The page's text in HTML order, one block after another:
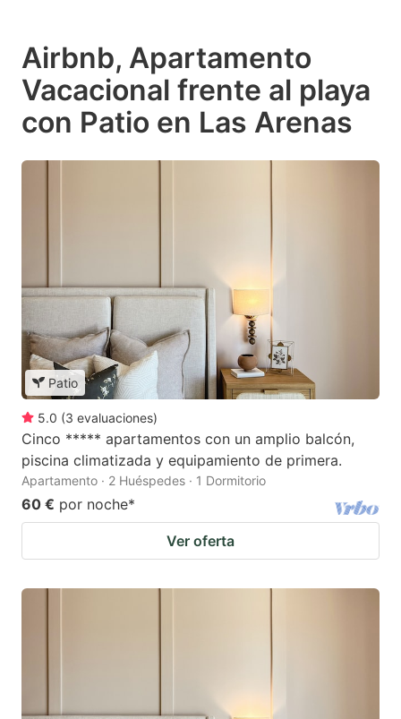
Airbnb, Apartamento
Vacacional frente al playa
con Patio en Las Arenas
Patio
5.0 (3 evaluaciones)
Cinco ***** apartamentos con un amplio balcón,
piscina climatizada y equipamiento de primera.
Apartamento · 2 Huéspedes · 1 Dormitorio
60 € por noche*
Ver oferta